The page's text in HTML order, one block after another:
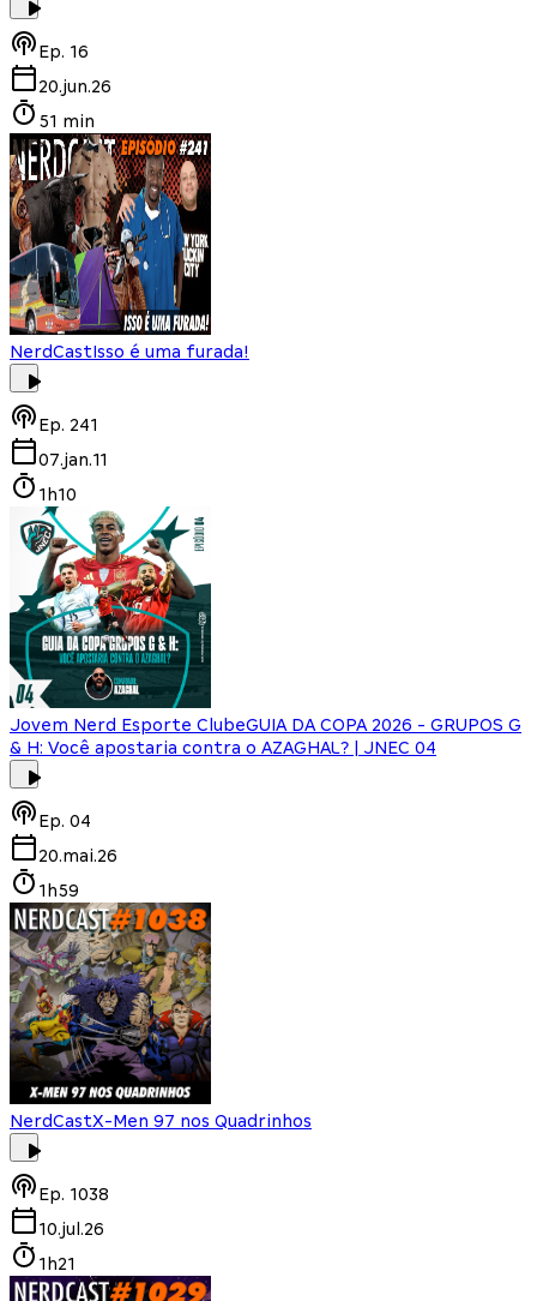
Ep. 16
20.jun.26
51 min
NerdCastIsso é uma furada!
Ep. 241
07.jan.11
1h10
Jovem Nerd Esporte ClubeGUIA DA COPA 2026 - GRUPOS G
& H: Você apostaria contra o AZAGHAL? | JNEC 04
Ep. 04
20.mai.26
1h59
NerdCastX-Men 97 nos Quadrinhos
Ep. 1038
10.jul.26
1h21